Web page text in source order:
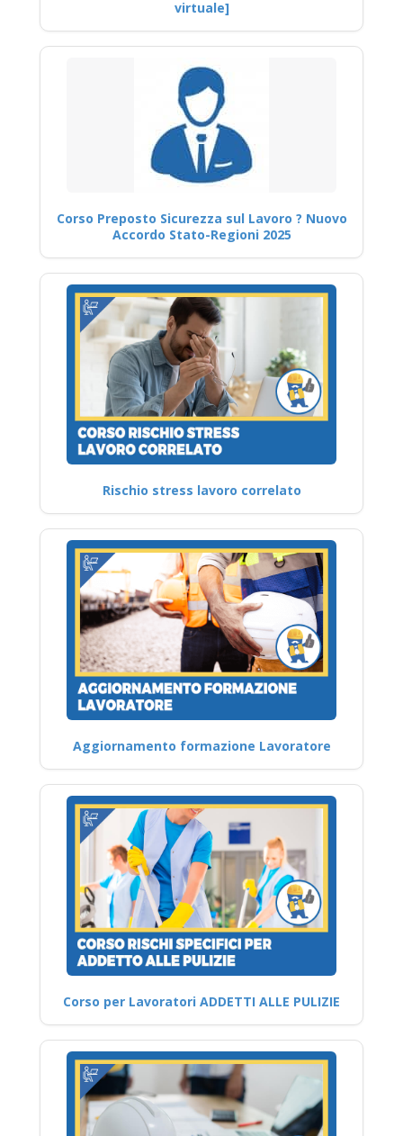
virtuale]
Corso Preposto Sicurezza sul Lavoro ? Nuovo
Accordo Stato-Regioni 2025
Rischio stress lavoro correlato
Aggiornamento formazione Lavoratore
Corso per Lavoratori ADDETTI ALLE PULIZIE